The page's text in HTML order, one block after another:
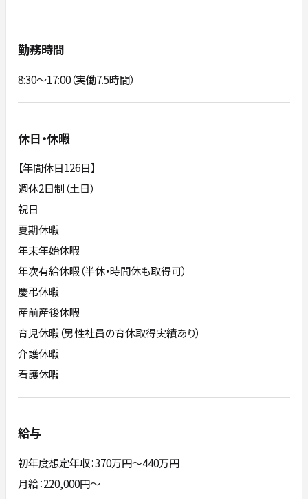
勤務時間
8:30～17:00（実働7.5時間）
休日・休暇
【年間休日126日】
週休2日制（土日）
祝日
夏期休暇
年末年始休暇
年次有給休暇（半休・時間休も取得可）
慶弔休暇
産前産後休暇
育児休暇（男性社員の育休取得実績あり）
介護休暇
看護休暇
給与
初年度想定年収：370万円〜440万円
月給：220,000円～